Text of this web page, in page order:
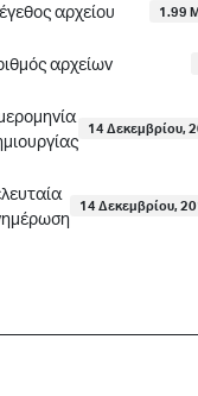
αρχείου 1.99
αρχείων
14 Δεκεμβρίου,
14 Δεκεμβρίου,